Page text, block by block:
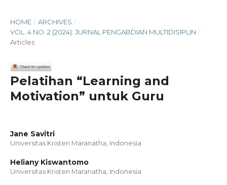
HOME / ARCHIVES /
VOL. 4 NO. 2 (2024): JURNAL PENGABDIAN MULTIDISIPLIN /
Articles
Pelatihan “Learning and
Motivation” untuk Guru
Jane Savitri
Universitas Kristen Maranatha, Indonesia
Heliany Kiswantomo
Universitas Kristen Maranatha, Indonesia